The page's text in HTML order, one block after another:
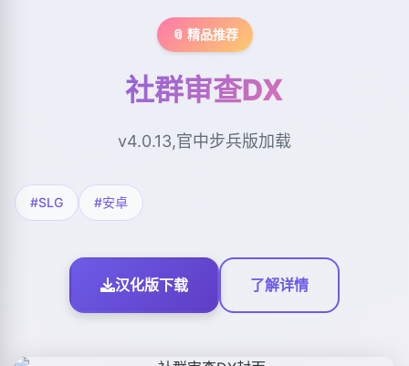
📎 精品推荐
社群审查DX
v4.0.13,官中步兵版加载
#SLG #安卓
汉化版下载 了解详情